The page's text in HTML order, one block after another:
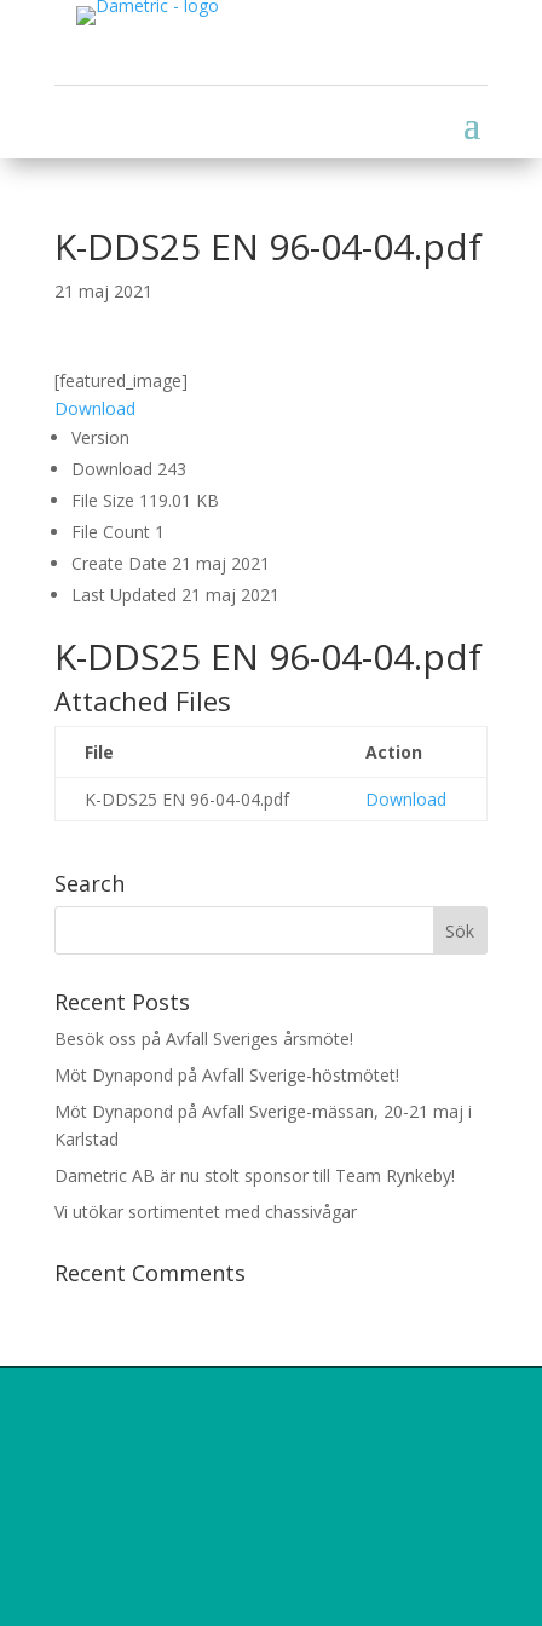
K-DDS25 EN 96-04-04.pdf
21 maj 2021
[featured_image]
Download
Version
Download 243
File Size 119.01 KB
File Count 1
Create Date 21 maj 2021
Last Updated 21 maj 2021
K-DDS25 EN 96-04-04.pdf
Attached Files
File Action
K-DDS25 EN 96-04-04.pdf Download
Search
Recent Posts
Besök oss på Avfall Sveriges årsmöte!
Möt Dynapond på Avfall Sverige-höstmötet!
Möt Dynapond på Avfall Sverige-mässan, 20-21 maj i
Karlstad
Dametric AB är nu stolt sponsor till Team Rynkeby!
Vi utökar sortimentet med chassivågar
Recent Comments